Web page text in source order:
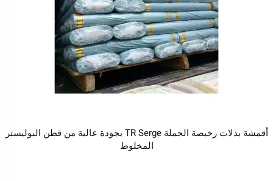
أقمشة بذلات رخيصة الجملة TR Serge بجودة عالية من قطن البوليستر
المخلوط